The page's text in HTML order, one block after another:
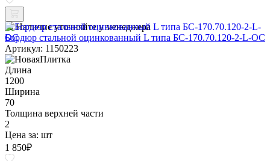
Наличие уточняйте у менеджера
Бордюр стальной оцинкованный L типа БС-170.70.120-2-L-ОС
Артикул: 1150223
Длина
1200
Ширина
70
Толщина верхней части
2
Цена за: шт
1 850₽